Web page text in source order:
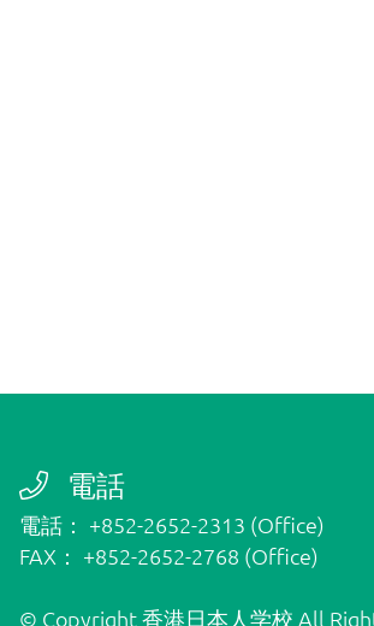
お問い合わせ
電話
電話： +852-2652-2313 (Office)
FAX： +852-2652-2768 (Office)
© Copyright 香港日本人学校 All